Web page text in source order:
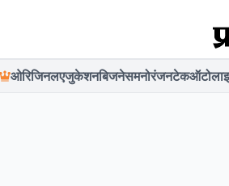
ओरिजिनलएजुकेशनबिजनेसमनोरंजनटेकऑटो